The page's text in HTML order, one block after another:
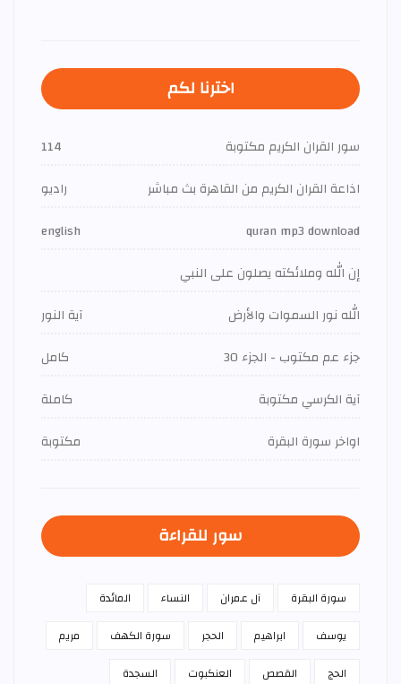
اخترنا لكم
سور القران الكريم مكتوبة
114
اذاعة القران الكريم من القاهرة بث مباشر
راديو
quran mp3 download
english
إن الله وملائكته يصلون على النبي
الله نور السموات والأرض
آية النور
جزء عم مكتوب - الجزء 30
كامل
آية الكرسي مكتوبة
كاملة
اواخر سورة البقرة
مكتوبة
سور للقراءة
سورة البقرة آل عمران النساء
المائدة
يوسف
ابراهيم الحجر سورة الكهف
مريم
الحج
القصص العنكبوت
السجدة